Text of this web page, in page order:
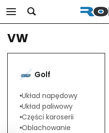
VW
Golf
Układ napędowy
Układ paliwowy
Części karoserii
Oblachowanie